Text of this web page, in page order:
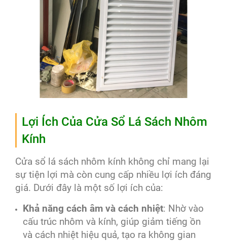
Lợi Ích Của Cửa Sổ Lá Sách Nhôm
Kính
Cửa sổ lá sách nhôm kính không chỉ mang lại
sự tiện lợi mà còn cung cấp nhiều lợi ích đáng
giá. Dưới đây là một số lợi ích của:
Khả năng cách âm và cách nhiệt: Nhờ vào
cấu trúc nhôm và kính, giúp giảm tiếng ồn
và cách nhiệt hiệu quả, tạo ra không gian